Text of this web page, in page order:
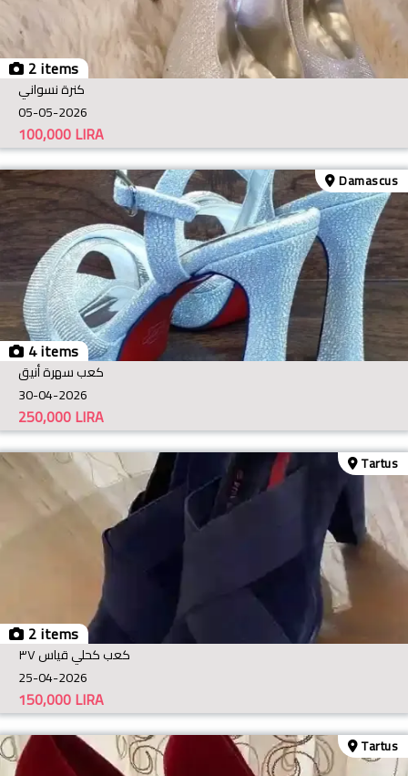
2 items
كنرة نسواني
05-05-2026
LIRA
100,000
4 items
Damascus
كعب سهرة أنيق
30-04-2026
LIRA
250,000
2 items
Tartus
كعب كحلي قياس ٣٧
25-04-2026
LIRA
150,000
Tartus